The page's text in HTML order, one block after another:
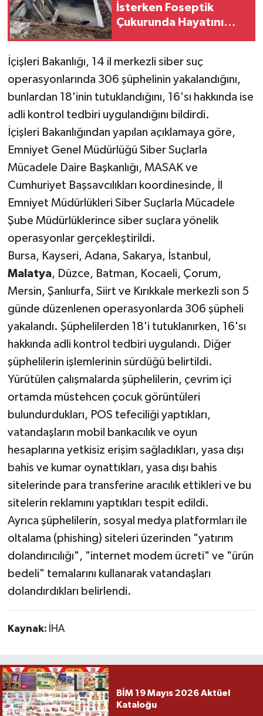
İsterken Foseptik
Çukurunda Hayatını
İçişleri Bakanlığı, 14 il merkezli siber suç
operasyonlarında 306 şüphelinin yakalandığını,
bunlardan 18'inin tutuklandığını, 16'sı hakkında ise
adli kontrol tedbiri uygulandığını bildirdi.
İçişleri Bakanlığından yapılan açıklamaya göre,
Emniyet Genel Müdürlüğü Siber Suçlarla
Mücadele Daire Başkanlığı, MASAK ve
Cumhuriyet Başsavcılıkları koordinesinde, İl
Emniyet Müdürlükleri Siber Suçlarla Mücadele
Şube Müdürlüklerince siber suçlara yönelik
operasyonlar gerçekleştirildi.
Bursa, Kayseri, Adana, Sakarya, İstanbul,
Malatya, Düzce, Batman, Kocaeli, Çorum,
Mersin, Şanlıurfa, Siirt ve Kırıkkale merkezli son 5
günde düzenlenen operasyonlarda 306 şüpheli
yakalandı. Şüphelilerden 18'i tutuklanırken, 16'sı
hakkında adli kontrol tedbiri uygulandı. Diğer
şüphelilerin işlemlerinin sürdüğü belirtildi.
Yürütülen çalışmalarda şüphelilerin, çevrim içi
ortamda müstehcen çocuk görüntüleri
bulundurdukları, POS tefeciliği yaptıkları,
vatandaşların mobil bankacılık ve oyun
hesaplarına yetkisiz erişim sağladıkları, yasa dışı
bahis ve kumar oynattıkları, yasa dışı bahis
sitelerinde para transferine aracılık ettikleri ve bu
sitelerin reklamını yaptıkları tespit edildi.
Ayrıca şüphelilerin, sosyal medya platformları ile
oltalama (phishing) siteleri üzerinden "yatırım
dolandırıcılığı", "internet modem ücreti" ve "ürün
bedeli" temalarını kullanarak vatandaşları
dolandırdıkları belirlendi.
Kaynak: İHA
BİM 19 Mayıs 2026 Aktüel
Kataloğu